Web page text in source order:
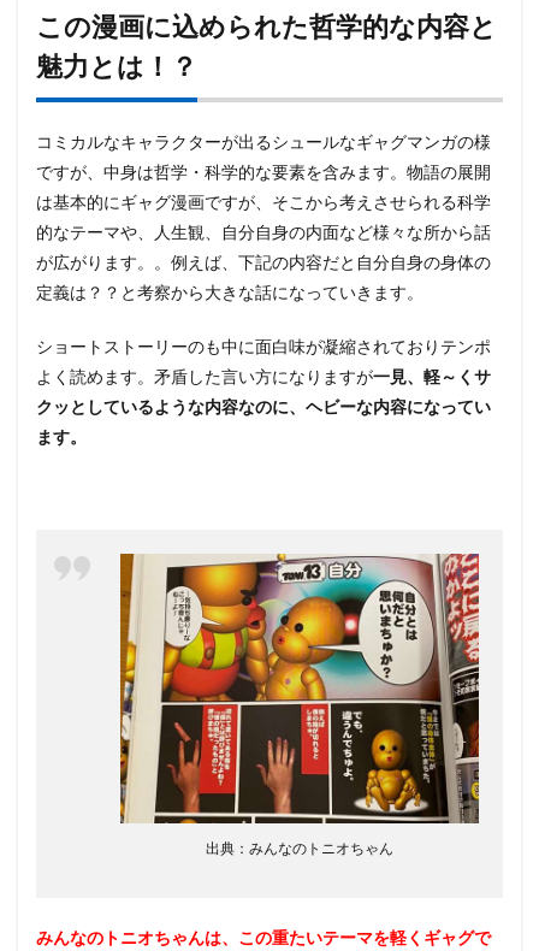
いの
イナ
も超
レア
本!?
5.1
安く
手に
る方
収録
され
てい
るエ
みん
なの
この漫画に込められた哲学的な内容と
魅力とは！？
コミカルなキャラクターが出るシュールなギャグマンガの様
ですが、中身は哲学・科学的な要素を含みます。物語の展開
は基本的にギャグ漫画ですが、そこから考えさせられる科学
的なテーマや、人生観、自分自身の内面など様々な所から話
が広がります。。例えば、下記の内容だと自分自身の身体の
定義は？？と考察から大きな話になっていきます。
ショートストーリーのも中に面白味が凝縮されておりテンポ
よく読めます。矛盾した言い方になりますが一見、軽～くサ
クッとしているような内容なのに、ヘビーな内容になってい
ます。
出典：みんなのトニオちゃん
みんなのトニオちゃんは、この重たいテーマを軽くギャグで